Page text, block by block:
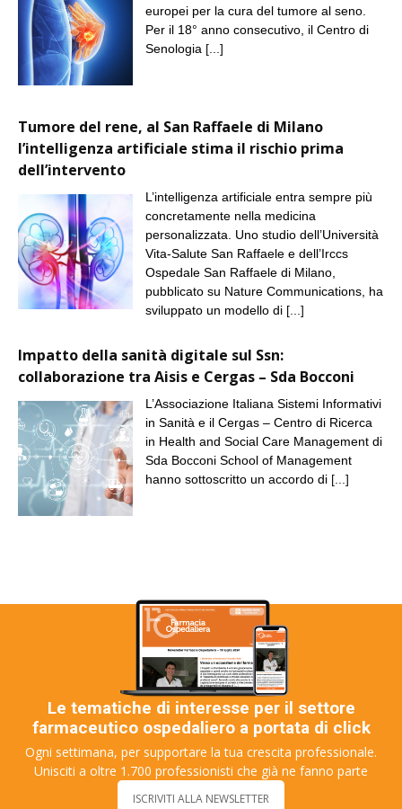
europei per la cura del tumore al seno.
Per il 18° anno consecutivo, il Centro di
Senologia [...]
Tumore del rene, al San Raffaele di Milano
l’intelligenza artificiale stima il rischio prima
dell’intervento
L’intelligenza artificiale entra sempre più
concretamente nella medicina
personalizzata. Uno studio dell’Università
Vita-Salute San Raffaele e dell’Irccs
Ospedale San Raffaele di Milano,
pubblicato su Nature Communications, ha
sviluppato un modello di [...]
Impatto della sanità digitale sul Ssn:
collaborazione tra Aisis e Cergas – Sda Bocconi
L’Associazione Italiana Sistemi Informativi
in Sanità e il Cergas – Centro di Ricerca
in Health and Social Care Management di
Sda Bocconi School of Management
hanno sottoscritto un accordo di [...]
Le tematiche di interesse per il settore
farmaceutico ospedaliero a portata di click
Ogni settimana, per supportare la tua crescita professionale.
Unisciti a oltre 1.700 professionisti che già ne fanno parte
ISCRIVITI ALLA NEWSLETTER